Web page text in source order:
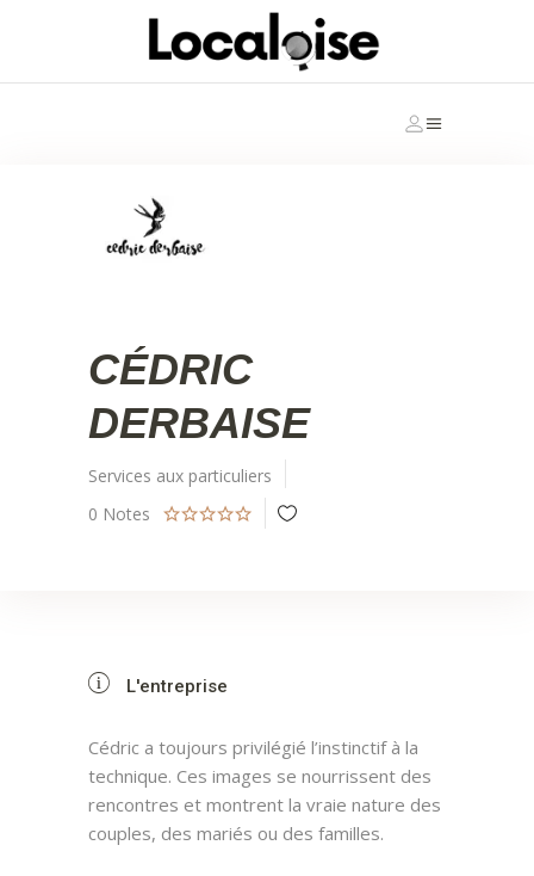
CÉDRIC
DERBAISE
Services aux particuliers
0 Notes
L'entreprise
Cédric a toujours privilégié l’instinctif à la
technique. Ces images se nourrissent des
rencontres et montrent la vraie nature des
couples, des mariés ou des familles.